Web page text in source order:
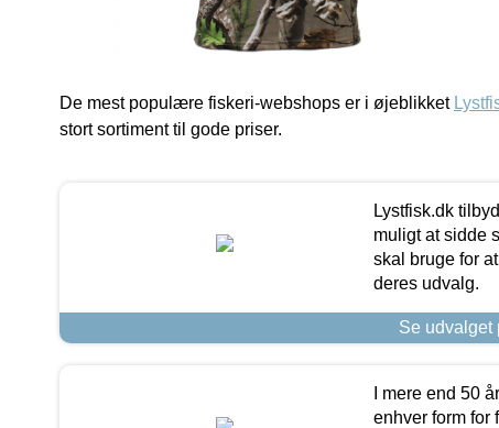
De mest populære fiskeri-webshops er i øjeblikket
stort sortiment til gode priser.
Lystfisk.dk
muligt at sidde
skal bruge for
deres udvalg.
Se udvalget
I mere end 50
enhver form